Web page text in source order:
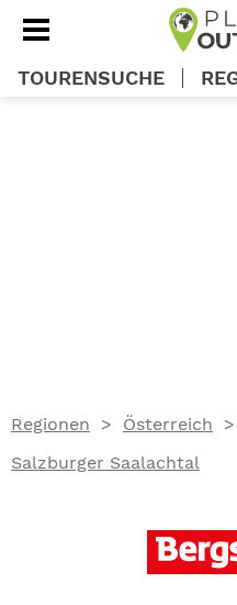
Regionen Österreich
Salzburger Saalachtal
TOURENSUCHE